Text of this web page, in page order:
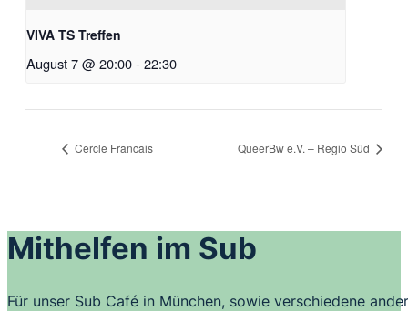
VIVA TS Treffen
August 7 @ 20:00-22:30
Cercle Francais QueerBw e.V. – Regio Süd
Mithelfen im Sub
Für unser Sub Café in München, sowie verschiedene